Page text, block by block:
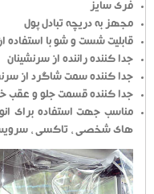
فری سایز
مجهز به دریچه تبادل پول
قابلیت شست و شو با استفاده
جدا کننده راننده از سرنشینان
جدا کننده سمت شاگرد از
جدا کننده قسمت جلو و عقب
مناسب جهت استفاده برای
های شخصی ، تاکسی ،